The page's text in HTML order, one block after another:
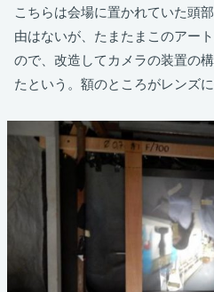
こちらは会場に置かれていた頭
由はないが、たまたまこのアー
ので、改造してカメラの装置の
たという。額のところがレンズに